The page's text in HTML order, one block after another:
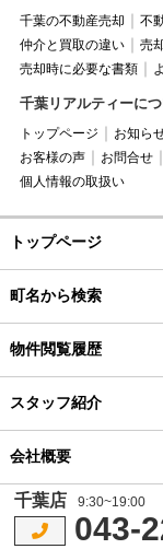
千葉の不動産売却 不
仲介と買取の違い
売
売却時に必要な書類
千葉リアルティーに
トップページ お知ら
お客様の声
お問合せ
個人情報の取扱い
トップページ
町名から検索
物件閲覧履歴
スタッフ紹介
会社概要
千葉店 9:30~19:00
043-